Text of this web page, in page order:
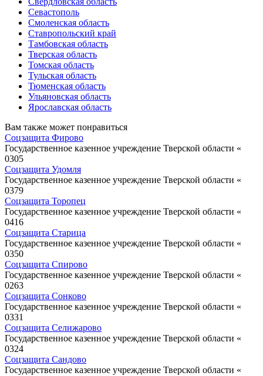
Севастополь
Смоленская область
Ставропольский край
Тамбовская область
Тверская область
Томская область
Тульская область
Тюменская область
Ульяновская область
Ярославская область
Вам также может понравиться
Соцзащита Фирово
Государственное казенное учреждение Тверской области «
0305
Соцзащита Удомля
Государственное казенное учреждение Тверской области «
0379
Соцзащита Торопец
Государственное казенное учреждение Тверской области «
0416
Соцзащита Старица
Государственное казенное учреждение Тверской области «
0350
Соцзащита Спирово
Государственное казенное учреждение Тверской области «
0263
Соцзащита Сонково
Государственное казенное учреждение Тверской области «
0331
Соцзащита Селижарово
Государственное казенное учреждение Тверской области «
0324
Соцзащита Сандово
Государственное казенное учреждение Тверской области «